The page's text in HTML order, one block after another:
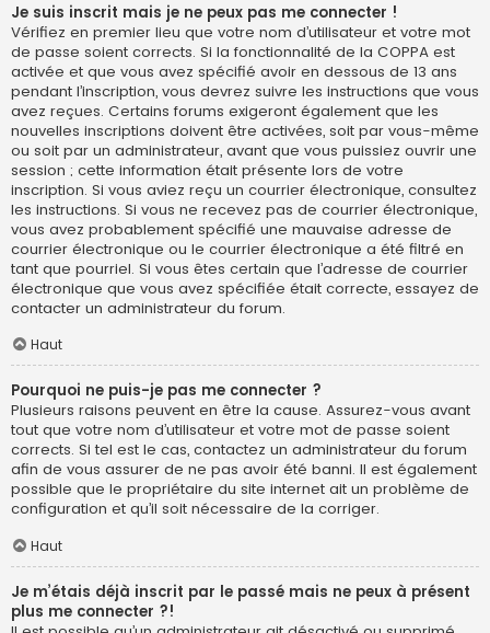
Je suis inscrit mais je ne peux pas me connecter !
Vérifiez en premier lieu que votre nom d’utilisateur et votre mot
de passe soient corrects. Si la fonctionnalité de la COPPA est
activée et que vous avez spécifié avoir en dessous de 13 ans
pendant l’inscription, vous devrez suivre les instructions que vous
avez reçues. Certains forums exigeront également que les
nouvelles inscriptions doivent être activées, soit par vous-même
ou soit par un administrateur, avant que vous puissiez ouvrir une
session ; cette information était présente lors de votre
inscription. Si vous aviez reçu un courrier électronique, consultez
les instructions. Si vous ne recevez pas de courrier électronique,
vous avez probablement spécifié une mauvaise adresse de
courrier électronique ou le courrier électronique a été filtré en
tant que pourriel. Si vous êtes certain que l’adresse de courrier
électronique que vous avez spécifiée était correcte, essayez de
contacter un administrateur du forum.
Haut
Pourquoi ne puis-je pas me connecter ?
Plusieurs raisons peuvent en être la cause. Assurez-vous avant
tout que votre nom d’utilisateur et votre mot de passe soient
corrects. Si tel est le cas, contactez un administrateur du forum
afin de vous assurer de ne pas avoir été banni. Il est également
possible que le propriétaire du site internet ait un problème de
configuration et qu’il soit nécessaire de la corriger.
Haut
Je m’étais déjà inscrit par le passé mais ne peux à présent
plus me connecter ?!